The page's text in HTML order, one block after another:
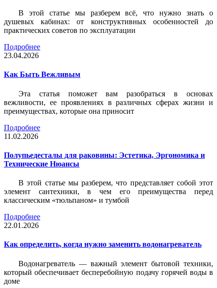
В этой статье мы разберем всё, что нужно знать о
душевых кабинах: от конструктивных особенностей до
практических советов по эксплуатации
Подробнее
23.04.2026
Как Быть Вежливым
Эта статья поможет вам разобраться в основах
вежливости, ее проявлениях в различных сферах жизни и
преимуществах, которые она приносит
Подробнее
11.02.2026
Полупьедесталы для раковины: Эстетика, Эргономика и
Технические Нюансы
В этой статье мы разберем, что представляет собой этот
элемент сантехники, в чем его преимущества перед
классическим «тюльпаном» и тумбой
Подробнее
22.01.2026
Как определить, когда нужно заменить водонагреватель
Водонагреватель — важный элемент бытовой техники,
который обеспечивает бесперебойную подачу горячей воды в
доме